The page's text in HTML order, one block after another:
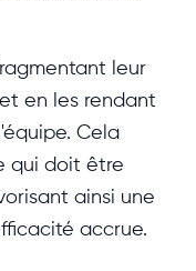
leur
en les rendant
Cela
qui doit être
ainsi une
accrue.